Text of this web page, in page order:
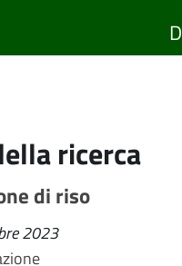
ricerca
di riso
2023